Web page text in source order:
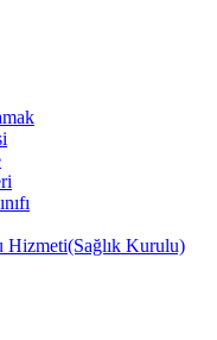
Hizmeti(Sağlık Kurulu)